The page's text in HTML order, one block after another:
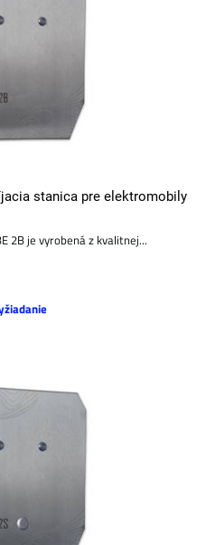
stanica pre elektromobily
2B je vyrobená z kvalitnej...